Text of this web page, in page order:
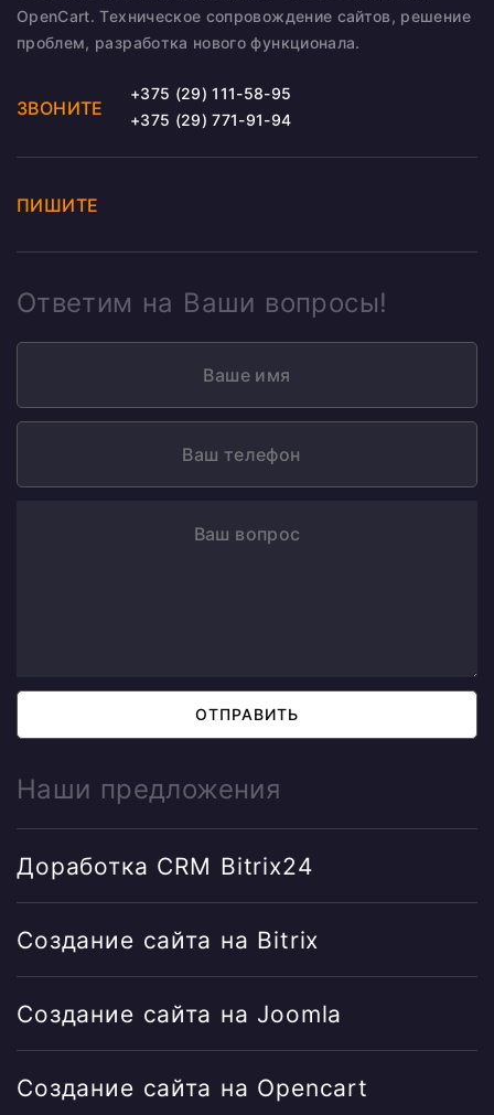
OpenCart. Техническое сопровождение сайтов, решение
проблем, разработка нового функционала.
ЗВОНИТЕ
+375 (29) 111-58-95
+375 (29) 771-91-94
ПИШИТЕ
Ответим на Ваши вопросы!
ОТПРАВИТЬ
Наши предложения
Доработка CRM Bitrix24
Создание сайта на Bitrix
Создание сайта на Joomla
Создание сайта на Opencart